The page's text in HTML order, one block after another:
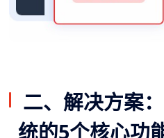
二、解决方案
统的5个核心功